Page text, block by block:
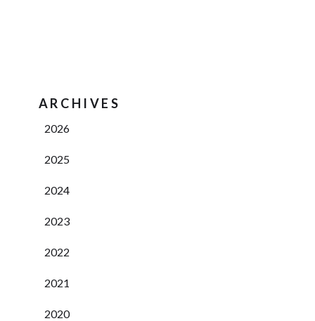
ARCHIVES
2026
2025
2024
2023
2022
2021
2020